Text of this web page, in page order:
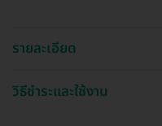
รายละเอียด
วิธีชำระและใช้งาน